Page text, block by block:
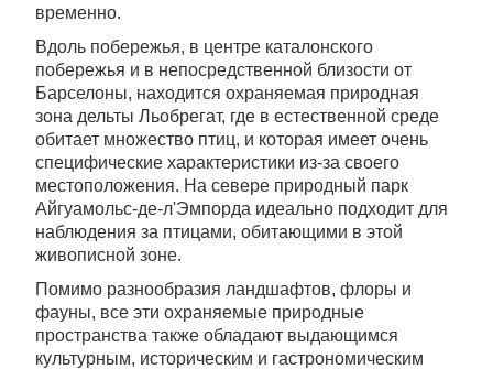
временно.
Вдоль побережья, в центре каталонского
побережья и в непосредственной близости от
Барселоны, находится охраняемая природная
зона дельты Льобрегат, где в естественной среде
обитает множество птиц, и которая имеет очень
специфические характеристики из-за своего
местоположения. На севере природный парк
Айгуамольс-де-л'Эмпорда идеально подходит для
наблюдения за птицами, обитающими в этой
живописной зоне.
Помимо разнообразия ландшафтов, флоры и
фауны, все эти охраняемые природные
пространства также обладают выдающимся
культурным, историческим и гастрономическим